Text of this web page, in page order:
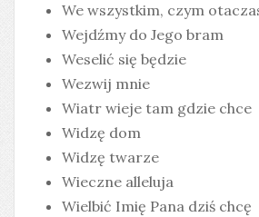
We wszystkim, czym
Wejdźmy do Jego bram
Weselić się będzie
Wezwij mnie
Wiatr wieje tam gdzie chce
Widzę dom
Widzę twarze
Wieczne alleluja
Wielbić Imię Pana dziś chcę